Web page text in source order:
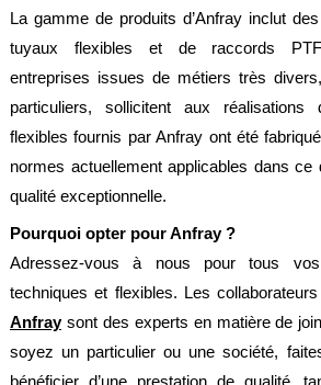
Contacts
Nous
contacter
Nos
revendeurs
dans
le
flexibles
étanchéité
Mentions
La gamme de produits d’Anfray inclut
tuyaux flexibles et de raccords
entreprises issues de métiers très
particuliers, sollicitent aux réalisations
flexibles fournis par Anfray ont été
normes actuellement applicables dans ce
qualité exceptionnelle.
Pourquoi opter pour Anfray ?
Adressez-vous à nous pour tous
techniques et flexibles. Les
Anfraysont des experts en matière de
soyez un particulier ou une société,
bénéficier d’une prestation de qualité,